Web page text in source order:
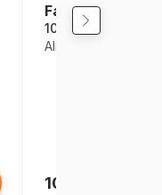
Fast and
1000 pièces
Alipson Puzzle
10,25€